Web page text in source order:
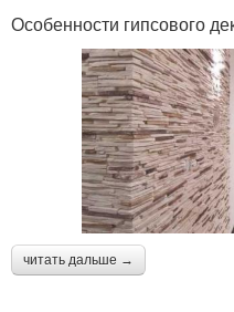
Особенности гипсового
читать дальше →